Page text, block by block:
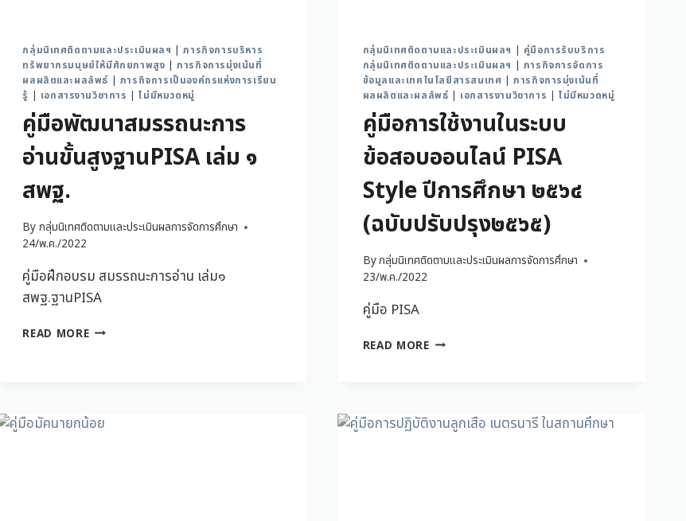
กลุ่มนิเทศติดตามและประเมินผลฯ |ภารกิจการบริหาร
ทรัพยากรมนุษย์ให้มีศักยภาพสูง |ภารกิจการมุ่งเน้นที่
ผลผลิตและผลลัพธ์ | ภารกิจการเป็นองค์กรแห่งการเรียน
รู้ | เอกสารงานวิชาการ |ไม่มีหมวดหมู่
คู่มือพัฒนาสมรรถนะการ
อ่านขั้นสูงฐานPISA เล่ม ๑
สพฐ.
By กลุ่มนิเทศติดตามและประเมินผลการจัดการศึกษา
24/พ.ค./2022
คู่มือฝึกอบรม สมรรถนะการอ่าน เล่ม๑
สพฐ.ฐานPISA
READ MORE
กลุ่มนิเทศติดตามและประเมินผลฯ | คู่มือการรับบริการ
กลุ่มนิเทศติดตามและประเมินผลฯ | ภารกิจการจัดการ
ข้อมูลและเทคโนโลยีสารสนเทศ |ภารกิจการมุ่งเน้นที่
ผลผลิตและผลลัพธ์ | เอกสารงานวิชาการ | ไม่มีหมวดหมู่
คู่มือการใช้งานในระบบ
ข้อสอบออนไลน์ PISA
Style ปีการศึกษา ๒๕๖๔
(ฉบับปรับปรุง๒๕๖๕)
Byกลุ่มนิเทศติดตามและประเมินผลการจัดการศึกษา
23/พ.ค./2022
คู่มือ PISA
READ MORE